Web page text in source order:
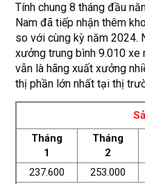
Tính chung 8 tháng đầu
Nam đã tiếp nhận thêm
so với cùng kỳ năm 2024.
xưởng trung bình 9.010 xe
vẫn là hãng xuất xưởng
thị phần lớn nhất tại thị
Tháng
1
Tháng
2
237.600
253.000